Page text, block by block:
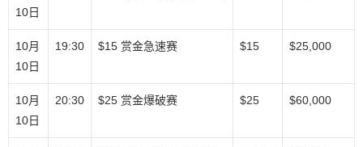
10日
10月
10日
19:30 $15 赏金急速赛 $15 $25,000
10月
10日
20:30 $25 赏金爆破赛 $25 $60,000